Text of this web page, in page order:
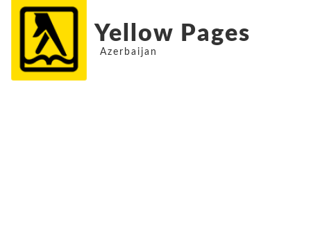
Yellow Pages
Azerbaijan